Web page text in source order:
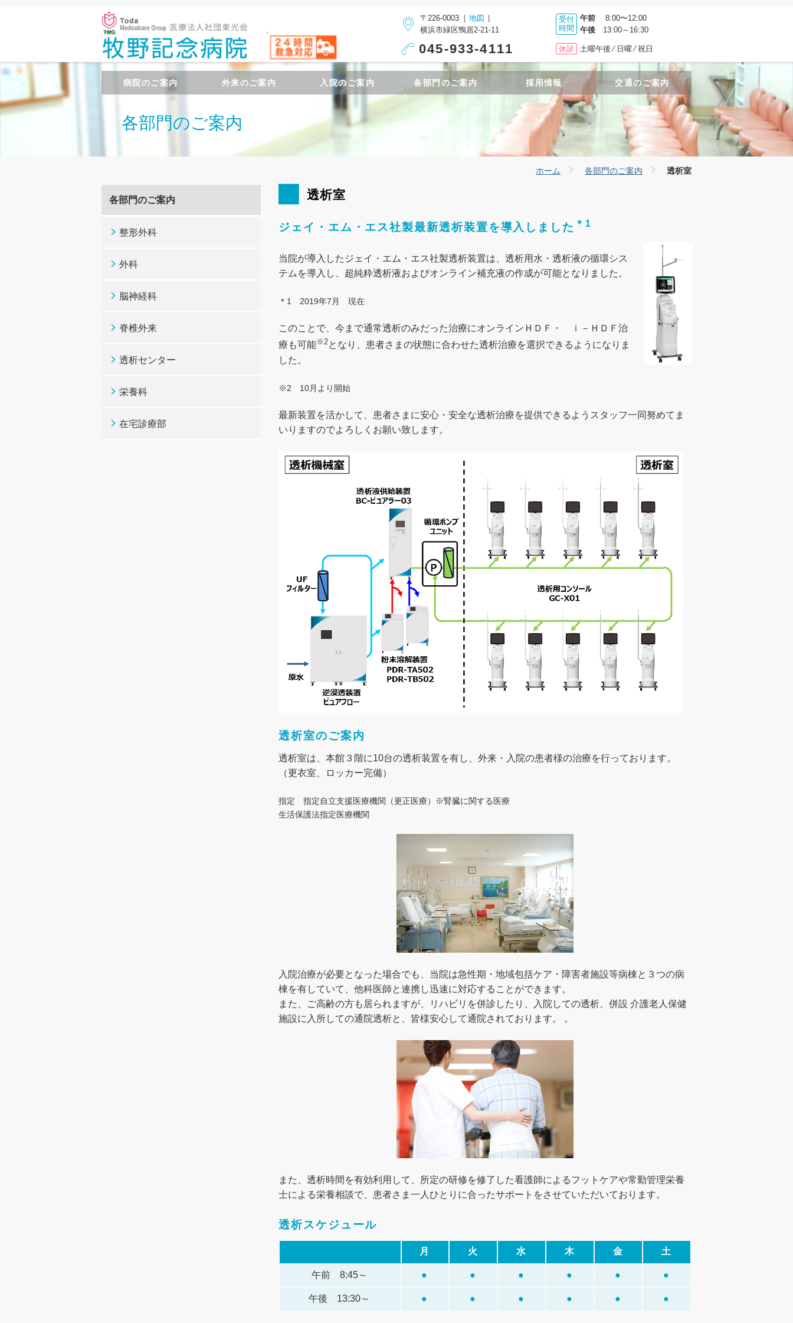
〒226-0003［ 地図 ］
横浜市緑区鴨居2-21-11
045-933-4111
受付
時間
午前 8:00〜12:00
午後 13:00～16:30
休診 土曜午後 ⁄ 日曜 ⁄ 祝日
病院のご案内 外来のご案内 入院のご案内 各部門のご案内 採用情報 交通のご案内
各部門のご案内
ホーム 各部門のご案内 透析室
透析室
ジェイ・エム・エス社製最新透析装置を導入しました ＊1
当院が導入したジェイ・エム・エス社製透析装置は、透析用水・透析液の循環シス
テムを導入し、超純粋透析液およびオンライン補充液の作成が可能となりました。
＊1 2019年7月 現在
このことで、今まで通常透析のみだった治療にオンラインＨＤＦ・ ｉ－ＨＤＦ治
療も可能※2となり、患者さまの状態に合わせた透析治療を選択できるようになりま
した。
※2 10月より開始
最新装置を活かして、患者さまに安心・安全な透析治療を提供できるようスタッフ一同努めてま
いりますのでよろしくお願い致します。
透析室のご案内
透析室は、本館３階に10台の透析装置を有し、外来・入院の患者様の治療を行っております。
（更衣室、ロッカー完備）
指定 指定自立支援医療機関（更正医療）※腎臓に関する医療
生活保護法指定医療機関
入院治療が必要となった場合でも、当院は急性期・地域包括ケア・障害者施設等病棟と３つの病
棟を有していて、他科医師と連携し迅速に対応することができます。
また、ご高齢の方も居られますが、リハビリを併診したり、入院しての透析、併設 介護老人保健
施設に入所しての通院透析と、皆様安心して通院されております。 。
また、透析時間を有効利用して、所定の研修を修了した看護師によるフットケアや常勤管理栄養
士による栄養相談で、患者さま一人ひとりに合ったサポートをさせていただいております。
透析スケジュール
月 火 水 木 金 土
午前 8:45～ ● ● ● ● ● ●
午後 13:30～ ● ● ● ● ● ●
各部門のご案内
整形外科
外科
脳神経科
脊椎外来
透析センター
栄養科
在宅診療部